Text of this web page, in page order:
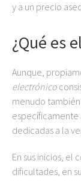
y a un precio
¿Qué es
Aunque,
electrónico
menudo
específicamente
dedicadas a la
En sus inicios,
dificultades, en